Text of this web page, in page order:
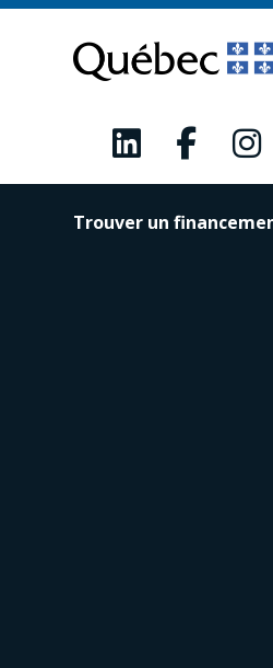
contenu
Trouver un